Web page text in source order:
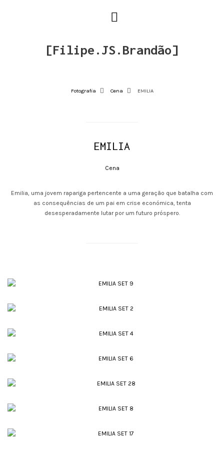
[Filipe.JS.Brandão]
Fotografia Cena EMILIA
EMILIA
Cena
Emilia, uma jovem rapariga pertencente a uma geração que batalha com
as consequências de um pai em crise económica, tenta
desesperadamente lutar por um futuro próspero.